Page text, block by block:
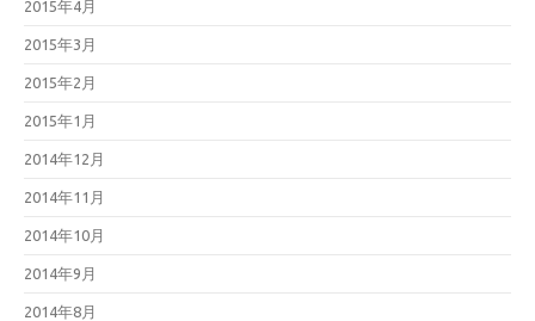
2015年4月
2015年3月
2015年2月
2015年1月
2014年12月
2014年11月
2014年10月
2014年9月
2014年8月